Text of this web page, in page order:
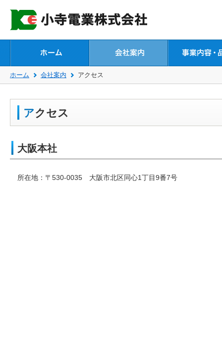
ホーム 会社案内 アクセス
アクセス
大阪本社
所在地：〒530-0035 大阪市北区同心1丁目9番7号